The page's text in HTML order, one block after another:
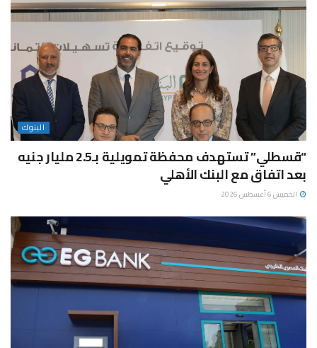
البنوك
“قسطلي” تستهدف محفظة تمويلية بـ2.5 مليار جنيه
بعد اتفاق مع البنك الأهلي
الخميس 6 أغسطس 2026